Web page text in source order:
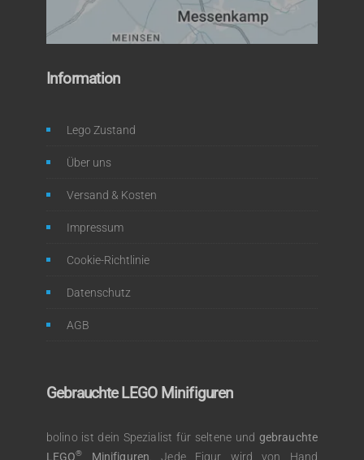
Information
Lego Zustand
Über uns
Versand & Kosten
Impressum
Cookie-Richtlinie
Datenschutz
AGB
Gebrauchte LEGO Minifiguren
bolino ist dein Spezialist für seltene und gebrauchte
LEGO® Minifiguren. Jede Figur wird von Hand